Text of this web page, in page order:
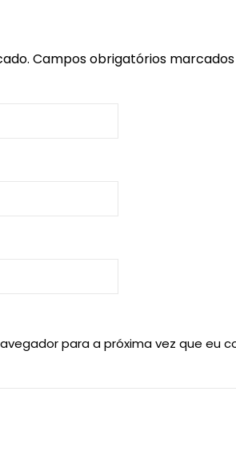
Campos obrigatórios
para a próxima vez que eu